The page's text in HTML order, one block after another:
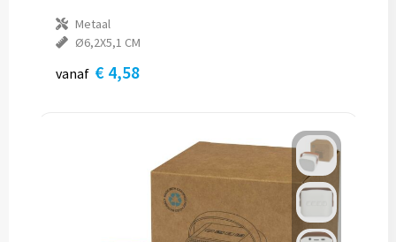
Metaal
Ø6,2X5,1 CM
vanaf € 4,58